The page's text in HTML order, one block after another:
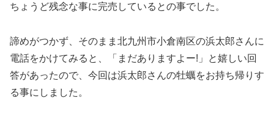
ちょうど残念な事に完売しているとの事でした。
諦めがつかず、そのまま北九州市小倉南区の浜太郎さんに
電話をかけてみると、「まだありますよー!」と嬉しい回
答があったので、今回は浜太郎さんの牡蠣をお持ち帰りす
る事にしました。